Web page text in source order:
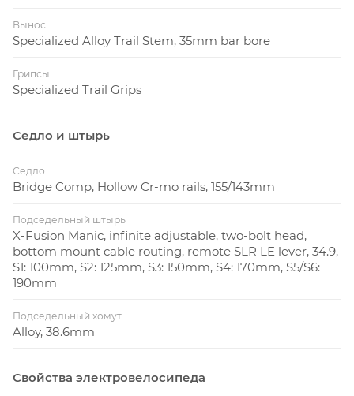
Вынос
Specialized Alloy Trail Stem, 35mm bar bore
Грипсы
Specialized Trail Grips
Седло и штырь
Седло
Bridge Comp, Hollow Cr-mo rails, 155/143mm
Подседельный штырь
X-Fusion Manic, infinite adjustable, two-bolt head,
bottom mount cable routing, remote SLR LE lever, 34.9,
S1: 100mm, S2: 125mm, S3: 150mm, S4: 170mm, S5/S6:
190mm
Подседельный хомут
Alloy, 38.6mm
Свойства электровелосипеда